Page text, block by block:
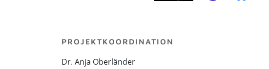
PROJEKTKOORDINATION
Dr. Anja Oberländer